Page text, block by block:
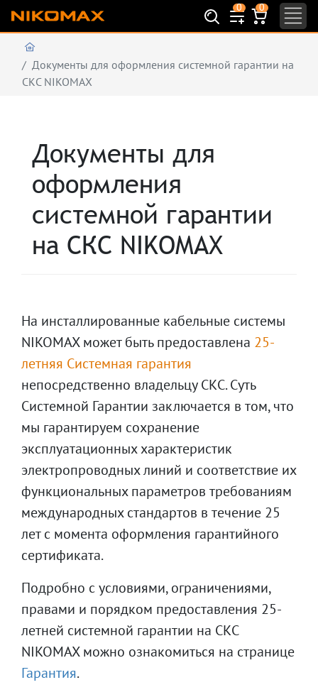
0 0
Документы для оформления системной гарантии на
СКС NIKOMAX
Документы для
оформления
системной гарантии
на СКС NIKOMAX
На инсталлированные кабельные системы
NIKOMAX может быть предоставлена 25-
летняя Системная гарантия
непосредственно владельцу СКС. Суть
Системной Гарантии заключается в том, что
мы гарантируем сохранение
эксплуатационных характеристик
электропроводных линий и соответствие их
функциональных параметров требованиям
международных стандартов в течение 25
лет с момента оформления гарантийного
сертификата.
Подробно с условиями, ограничениями,
правами и порядком предоставления 25-
летней системной гарантии на СКС
NIKOMAX можно ознакомиться на странице
Гарантия.